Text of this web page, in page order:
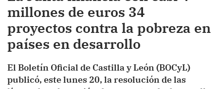
millones de euros 34
proyectos contra la pobreza en
países en desarrollo
El Boletín Oficial de Castilla y León (BOCyL)
publicó, este lunes 20, la resolución de las